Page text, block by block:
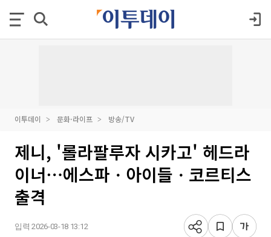
이투데이 문화·라이프 방송/TV
제니, '롤라팔루자 시카고' 헤드라
이너⋯에스파ㆍ아이들ㆍ코르티스
출격
입력 2026-03-18 13:12